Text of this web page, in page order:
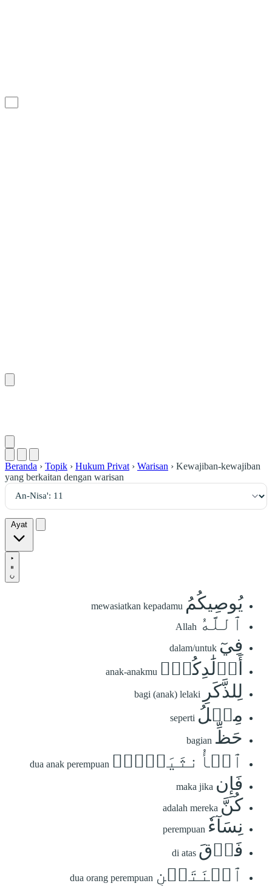
Beranda › Topik › Hukum Privat › Warisan › Kewajiban-kewajiban
yang berkaitan dengan warisan
Ayat
يُوصِيكُمُ mewasiatkan kepadamu
ٱللَّهُ Allah
فِيٓ dalam/untuk
أَوۡلَٰدِكُمۡۖ anak-anakmu
لِلذَّكَرِ bagi (anak) lelaki
مِثۡلُ seperti
حَظِّ bagian
ٱلۡأُنثَيَيۡنِۚ dua anak perempuan
فَإِن maka jika
كُنَّ adalah mereka
نِسَآءٗ perempuan
فَوۡقَ di atas
ٱثۡنَتَيۡنِ dua orang perempuan